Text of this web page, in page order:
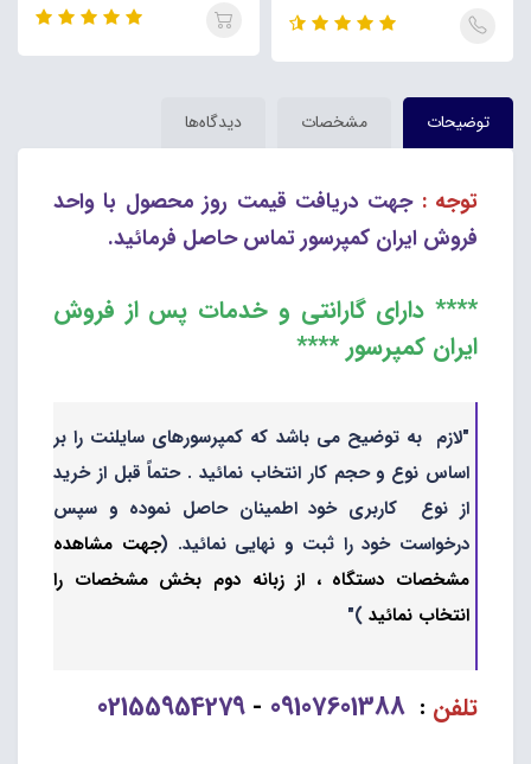
توضیحات مشخصات دیدگاه‌ها
توجه : جهت دریافت قیمت روز محصول با واحد
فروش ایران کمپرسور تماس حاصل فرمائید.
**** دارای گارانتی و خدمات پس از فروش
ایران کمپرسور ****
"لازم به توضیح می باشد که کمپرسورهای سایلنت را بر
اساس نوع و حجم کار انتخاب نمائید . حتماً قبل از خرید
از نوع کاربری خود اطمینان حاصل نموده و سپس
درخواست خود را ثبت و نهایی نمائید. (جهت مشاهده
مشخصات دستگاه ، از زبانه دوم بخش مشخصات را
انتخاب نمائید )"
تلفن :
09107601388
-
02155954279